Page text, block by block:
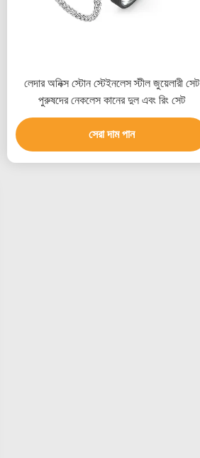
লেদার অনিক্স স্টোন স্টেইনলেস স্টীল জুয়েলারী সেট
পুরুষদের নেকলেস কানের দুল এবং রিং সেট
সেরা দাম পান